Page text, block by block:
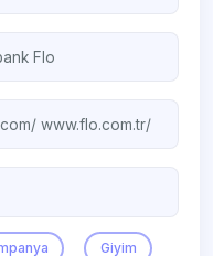
Flo
www.flo.com.tr/
Giyim